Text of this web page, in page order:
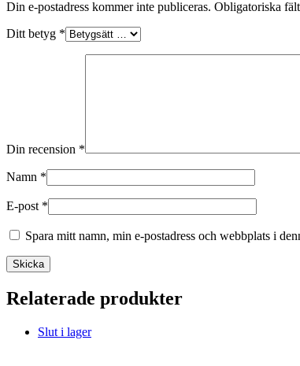
Din e-postadress kommer inte publiceras. Obligatoriska
Ditt betyg *
Din recension *
Namn *
E-post *
Spara mitt namn, min e-postadress och webbplats i
Relaterade produkter
Slut i lager